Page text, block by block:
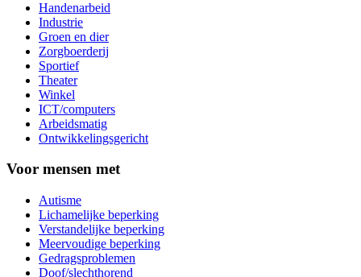
Handenarbeid
Industrie
Groen en dier
Zorgboerderij
Sportief
Theater
Winkel
ICT/computers
Arbeidsmatig
Ontwikkelingsgericht
Voor mensen met
Autisme
Lichamelijke beperking
Verstandelijke beperking
Meervoudige beperking
Gedragsproblemen
Doof/slechthorend